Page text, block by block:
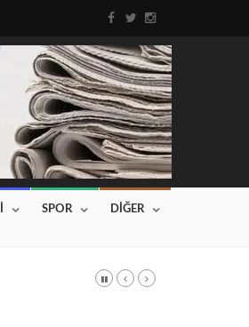
SPOR DİĞER